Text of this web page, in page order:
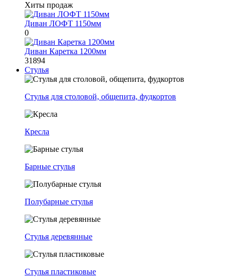
Хиты продаж
Диван ЛОФТ 1150мм
0
Диван Каретка 1200мм
31894
Стулья
Стулья для столовой, общепита, фудкортов
Кресла
Барные стулья
Полубарные стулья
Стулья деревянные
Стулья пластиковые